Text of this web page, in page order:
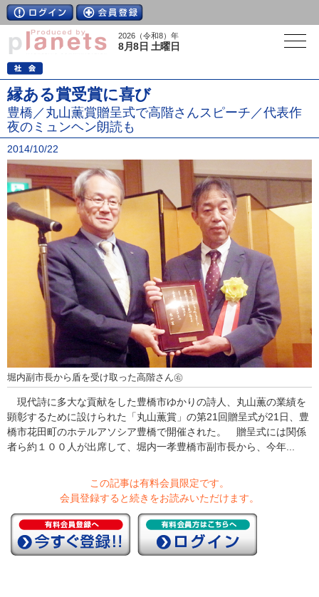
2026（令和8）年
8月8日 土曜日
縁ある賞受賞に喜び
豊橋／丸山薫賞贈呈式で高階さんスピーチ／代表作
夜のミュンヘン朗読も
2014/10/22
堀内副市長から盾を受け取った高階さん㊨
現代詩に多大な貢献をした豊橋市ゆかりの詩人、丸山薫の業績を
顕彰するために設けられた「丸山薫賞」の第21回贈呈式が21日、豊
橋市花田町のホテルアソシア豊橋で開催された。 贈呈式には関係
者ら約１００人が出席して、堀内一孝豊橋市副市長から、今年...
この記事は有料会員限定です。
会員登録すると続きをお読みいただけます。